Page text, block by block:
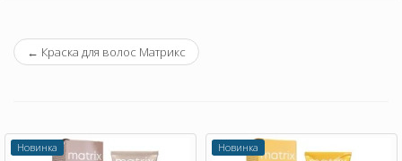
← Краска для волос Матрикс
Новинка Новинка